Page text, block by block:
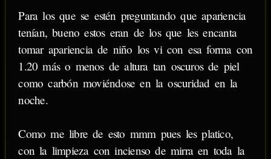
Para los que se estén preguntando que apariencia
tenían, bueno estos eran de los que les encanta
tomar apariencia de niño los vi con esa forma con
1.20 más o menos de altura tan oscuros de piel
como carbón moviéndose en la oscuridad en la
noche.
Como me libre de esto mmm pues les platico,
con la limpieza con incienso de mirra en toda la